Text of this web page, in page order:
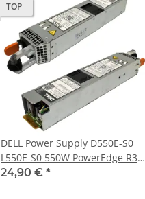
TOP
DELL Power Supply D550E-S0
L550E-S0 550W PowerEdge R320
R420 0M95X4 0RYMG6
24,90 € *